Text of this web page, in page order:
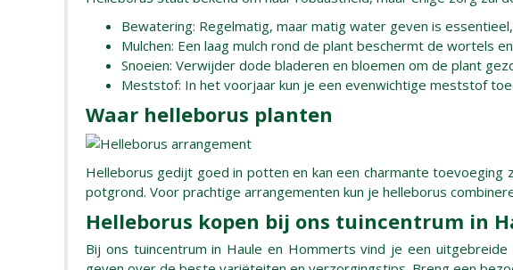
Bewatering: Regelmatig, maar matig water geven is
Mulchen: Een laag mulch rond de plant beschermt de wortels
Snoeien: Verwijder dode bladeren en bloemen om de plant
Meststof: In het voorjaar kun je een evenwichtige meststof
Waar helleborus planten
Helleborus gedijt goed in potten en kan een charmante
potgrond. Voor prachtige arrangementen kun je helleborus
Helleborus kopen bij ons tuincentrum in
Bij ons tuincentrum in Haule en Hommerts vind je een